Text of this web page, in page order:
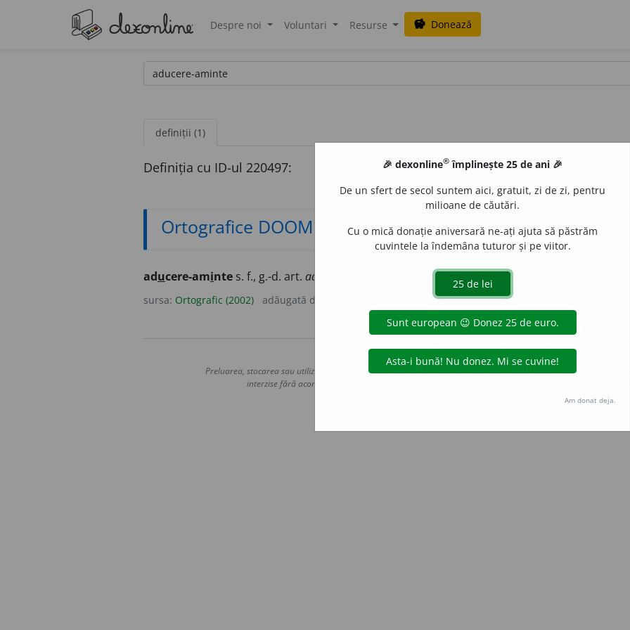
Despre noi Voluntari Resurse savings Donează
definiții (1)
Definiția cu ID-ul 220497:
Ortografice DOOM
aducere-aminte s. f., g.-d. art. ad ceri-aminte
sursa: Ortografic (2002) adăugată de
Copyright © 2004-2026 dexonline (https://dexonline.ro)
Preluarea, stocarea sau utilizarea datelor de pe acest site, inclusiv prin orice metode de extragere automată
interzise fără acordul nostru prealabil scris, cu excepția seturilor de date oferite oficial spre utilizare
Hosterion
🎉 dexonline® împlinește 25 de ani 🎉
De un sfert de secol suntem aici, gratuit, zi de zi, pentru
milioane de căutări.
Cu o mică donație aniversară ne-ați ajuta să păstrăm
cuvintele la îndemâna tuturor și pe viitor.
Am donat deja.